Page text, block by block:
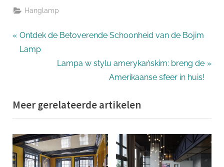
Hanglamp
Bericht
navigatie
P
r
o
u
s
P
o
Ontdek de Betoverende Schoonheid van de Bojim
Lamp
N
t
P
o
t
Lampa w stylu amerykańskim: breng de
Amerikaanse sfeer in huis!
Meer gerelateerde artikelen